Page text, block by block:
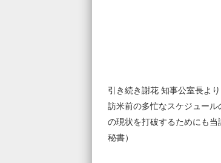
引き続き謝花 知事公室長よ
訪米前の多忙なスケジュー
の現状を打破するためにも
秘書）